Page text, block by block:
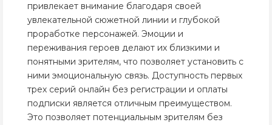
привлекает внимание благодаря своей
увлекательной сюжетной линии и глубокой
проработке персонажей. Эмоции и
переживания героев делают их близкими и
понятными зрителям, что позволяет установить с
ними эмоциональную связь. Доступность первых
трех серий онлайн без регистрации и оплаты
подписки является отличным преимуществом.
Это позволяет потенциальным зрителям без